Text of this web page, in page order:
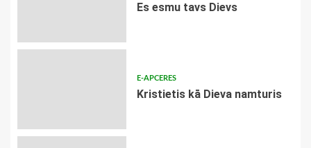
Es esmu tavs Dievs
E-APCERES
Kristietis kā Dieva namturis